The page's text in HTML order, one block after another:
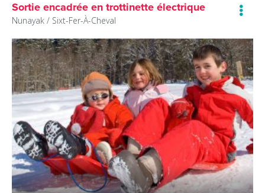
Sortie encadrée en trottinette électrique
Nunayak / Sixt-Fer-À-Cheval